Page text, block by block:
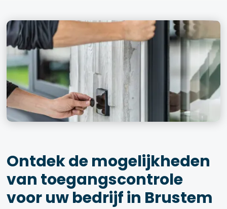
Ontdek de mogelijkheden
van toegangscontrole
voor uw bedrijf in Brustem